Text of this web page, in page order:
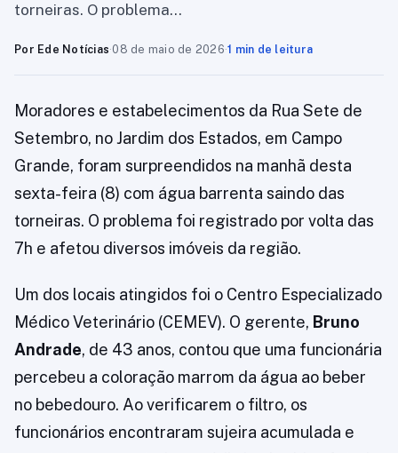
torneiras. O problema…
Por Ede Notícias·08 de maio de 2026·1 min de leitura
Moradores e estabelecimentos da Rua Sete de
Setembro, no Jardim dos Estados, em Campo
Grande, foram surpreendidos na manhã desta
sexta-feira (8) com água barrenta saindo das
torneiras. O problema foi registrado por volta das
7h e afetou diversos imóveis da região.
Um dos locais atingidos foi o Centro Especializado
Médico Veterinário (CEMEV). O gerente, Bruno
Andrade, de 43 anos, contou que uma funcionária
percebeu a coloração marrom da água ao beber
no bebedouro. Ao verificarem o filtro, os
funcionários encontraram sujeira acumulada e